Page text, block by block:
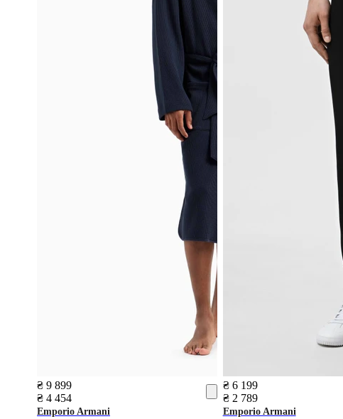
₴ 9 899
₴ 4 454
Emporio Armani
₴ 6 199
₴ 2 789
Emporio Armani